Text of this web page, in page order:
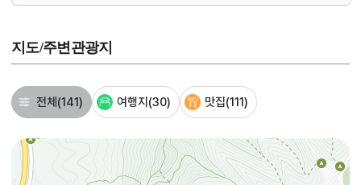
지도/주변관광지
전체 (141) 여행지 (30) 맛집(111)